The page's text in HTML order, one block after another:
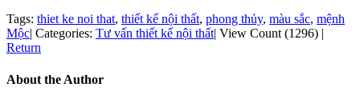
Tags: thiet ke noi that, thiết kế nội thất, phong thủy, màu sắc, mệnh
Mộc| Categories: Tư vấn thiết kế nội thất| View Count (1296) |
Return
About the Author